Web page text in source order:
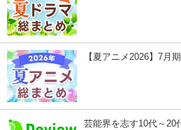
【夏アニメ2026】7月
芸能界を志す10代～20